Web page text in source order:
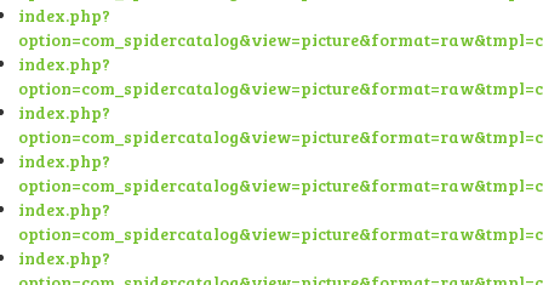
index.php?
index.php?
index.php?
index.php?
index.php?
index.php?